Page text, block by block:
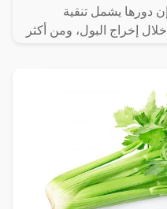
دورها يشمل تنقية
إخراج البول، ومن أكثر